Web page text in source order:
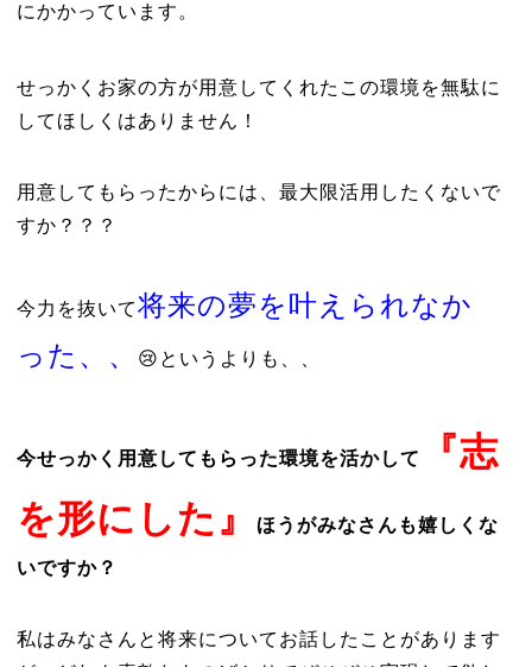
にかかっています。
せっかくお家の方が用意してくれたこの環境を無駄に
してほしくはありません！
用意してもらったからには、最大限活用したくないで
すか？？？
今力を抜いて将来の夢を叶えられなか
った、、
😢というよりも、、
今せっかく用意してもらった環境を活かして
『志
を形にした』
ほうがみなさんも嬉しくな
いですか？
私はみなさんと将来についてお話したことがあります